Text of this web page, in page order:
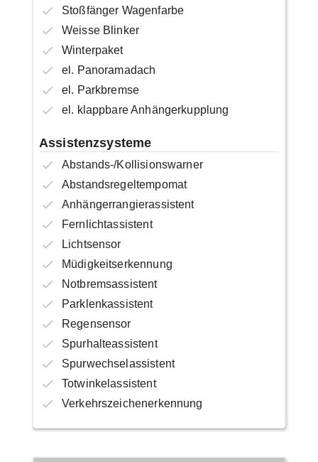
Stoßfänger Wagenfarbe
Weisse Blinker
Winterpaket
el. Panoramadach
el. Parkbremse
el. klappbare Anhängerkupplung
Assistenzsysteme
Abstands-/Kollisionswarner
Abstandsregeltempomat
Anhängerrangierassistent
Fernlichtassistent
Lichtsensor
Müdigkeitserkennung
Notbremsassistent
Parklenkassistent
Regensensor
Spurhalteassistent
Spurwechselassistent
Totwinkelassistent
Verkehrszeichenerkennung